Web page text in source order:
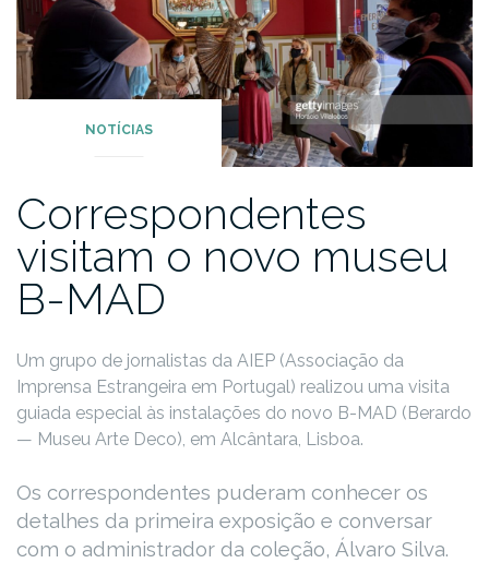
NOTÍCIAS
Correspondentes
visitam o novo museu
B-MAD
Um grupo de jornalistas da AIEP (Associação da
Imprensa Estrangeira em Portugal) realizou uma visita
guiada especial às instalações do novo B-MAD (Berardo
— Museu Arte Deco), em Alcântara, Lisboa.
Os correspondentes puderam conhecer os
detalhes da primeira exposição e conversar
com o administrador da coleção, Álvaro Silva.